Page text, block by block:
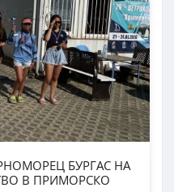
БУРГАС НА
В ПРИМОРСКО